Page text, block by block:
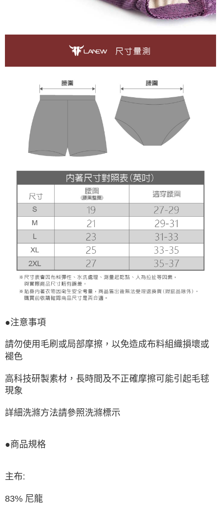
●注意事項
請勿使用毛刷或局部摩擦，以免造成布料組織損壞或
褪色
高科技研製素材，長時間及不正確摩擦可能引起毛毬
現象
詳細洗滌方法請參照洗滌標示
●商品規格
主布:
83% 尼龍